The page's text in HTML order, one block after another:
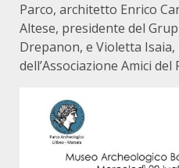
Parco, architetto Enrico
Altese, presidente del
Drepanon, e Violetta
dell’Associazione Amici del